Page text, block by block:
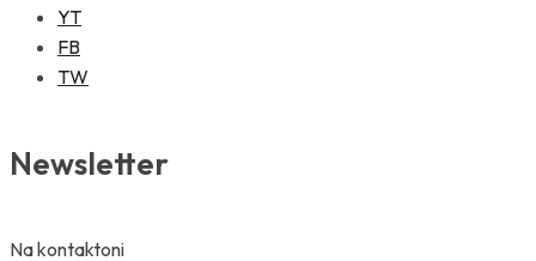
YT
FB
TW
Newsletter
Na kontaktoni